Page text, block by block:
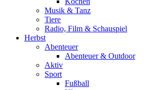
Musik & Tanz
Tiere
Radio, Film & Schauspiel
Herbst
Abenteuer
Abenteuer & Outdoor
Aktiv
Sport
Fußball